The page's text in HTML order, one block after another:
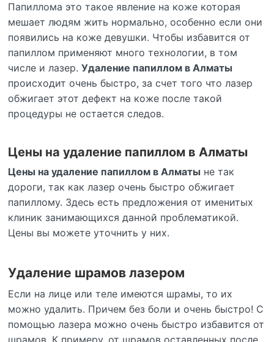
Папиллома это такое явление на коже которая
мешает людям жить нормально, особенно если они
появились на коже девушки. Чтобы избавится от
папиллом применяют много технологии, в том
числе и лазер.Удаление папиллом в Алматы
происходит очень быстро, за счет того что лазер
обжигает этот дефект на коже после такой
процедуры не остается следов.
Цены на удаление папиллом в Алматы
Цены на удаление папиллом в Алматы не так
дороги, так как лазер очень быстро обжигает
папиллому. Здесь есть предложения от именитых
клиник занимающихся данной проблематикой.
Цены вы можете уточнить у них.
Удаление шрамов лазером
Если на лице или теле имеются шрамы, то их
можно удалить. Причем без боли и очень быстро! С
помощью лазера можно очень быстро избавится от